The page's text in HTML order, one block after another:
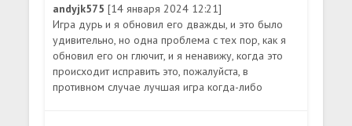
andyjk575[14 января 2024 12:21]
Игра дурь и я обновил его дважды, и это было
удивительно, но одна проблема с тех пор, как я
обновил его он глючит, и я ненавижу, когда это
происходит исправить это, пожалуйста, в
противном случае лучшая игра когда-либо